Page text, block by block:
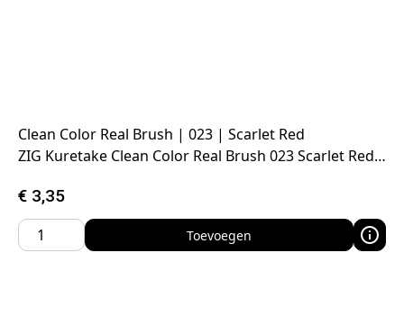
Clean Color Real Brush | 023 | Scarlet Red
ZIG Kuretake Clean Color Real Brush 023 Scarlet Red…
€ 3,35
Toevoegen